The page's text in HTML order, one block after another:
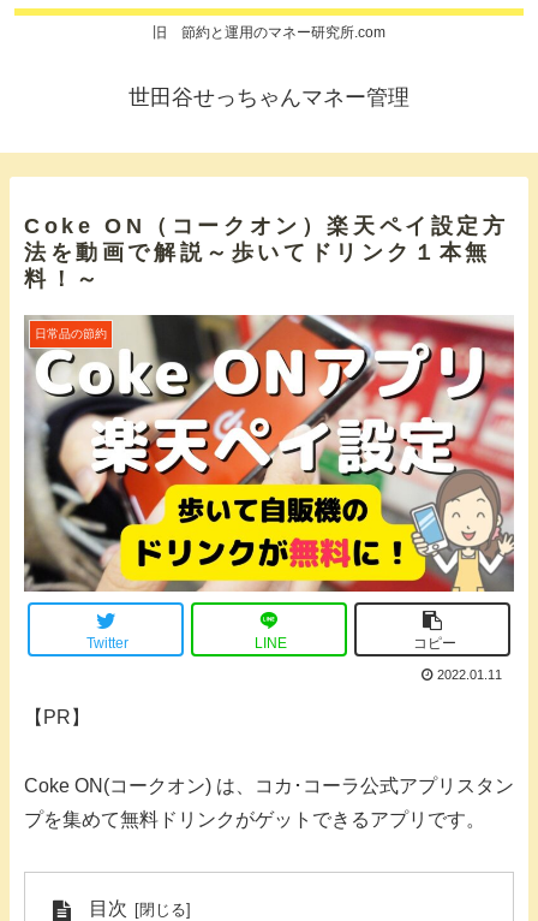
旧 節約と運用のマネー研究所.com
世田谷せっちゃんマネー管理
Coke ON（コークオン）楽天ペイ設定方
法を動画で解説～歩いてドリンク１本無
料！～
日常品の節約
Twitter LINE コピー
2022.01.11
【PR】
Coke ON(コークオン) は、コカ･コーラ公式アプリスタン
プを集めて無料ドリンクがゲットできるアプリです。
目次